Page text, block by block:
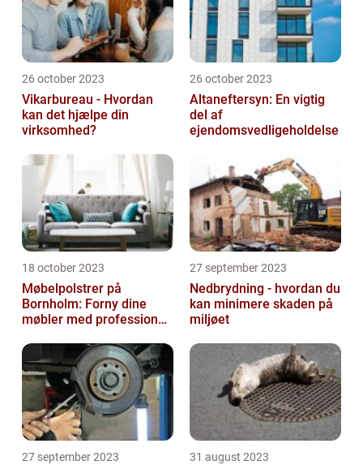
26 october 2023
Vikarbureau - Hvordan
kan det hjælpe din
virksomhed?
26 october 2023
Altaneftersyn: En vigtig
del af
ejendomsvedligeholdelse
18 october 2023
Møbelpolstrer på
Bornholm: Forny dine
møbler med professionel
27 september 2023
Nedbrydning - hvordan du
kan minimere skaden på
miljøet
27 september 2023 31 august 2023